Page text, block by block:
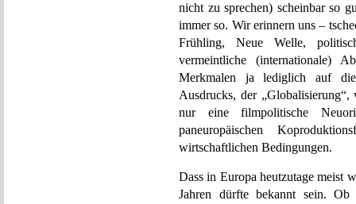
nicht zu sprechen) scheinbar so
immer so. Wir erinnern uns –
Frühling, Neue Welle,
vermeintliche (internationale)
Merkmalen ja lediglich auf die
Ausdrucks, der
nur eine filmpolitische
paneuropäischen
wirtschaftlichen Bedingungen.
Dass in Europa heutzutage meist
Jahren dürfte bekannt sein. Ob